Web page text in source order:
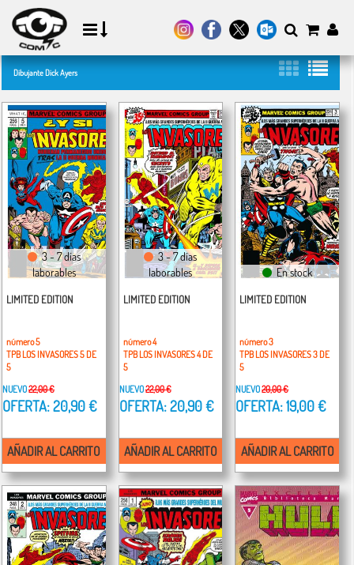
Dibujante Dick Ayers
3 - 7 días
laborables
LIMITED EDITION
número 5
TPB LOS INVASORES 5 DE
5
NUEVO22,00 €
OFERTA: 20,90 €
AÑADIR AL CARRITO
3 - 7 días
laborables
LIMITED EDITION
número 4
TPB LOS INVASORES 4 DE
5
NUEVO22,00 €
OFERTA: 20,90 €
AÑADIR AL CARRITO
En stock
LIMITED EDITION
número 3
TPB LOS INVASORES 3 DE
5
NUEVO20,00 €
OFERTA: 19,00 €
AÑADIR AL CARRITO